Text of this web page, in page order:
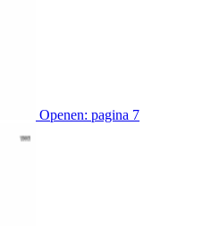
Openen: pagina 7